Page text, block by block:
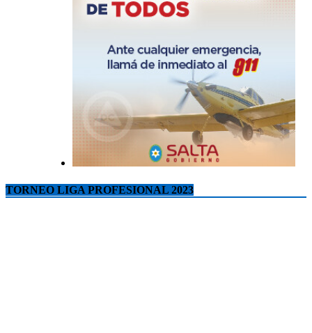
TORNEO LIGA PROFESIONAL 2023